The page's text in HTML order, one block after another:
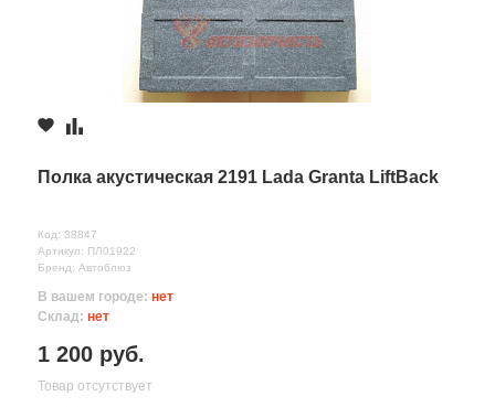
Полка акустическая 2191 Lada Granta LiftBack
Код: 38847
Артикул: ПЛ01922
Бренд: Автоблюз
В вашем городе: нет
Склад: нет
1 200 руб.
Товар отсутствует